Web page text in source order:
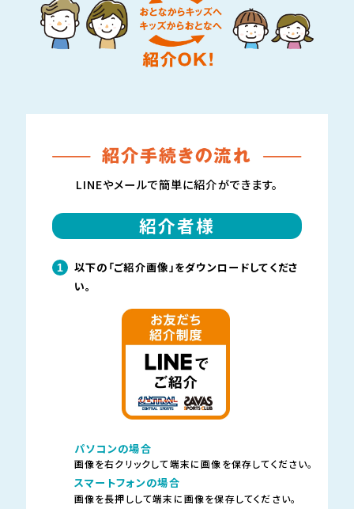
LINEやメールで簡単に紹介ができます。
紹介者様
1
以下の「ご紹介画像」をダウンロードしてくださ
い。
パソコンの場合
画像を右クリックして端末に画像を保存してください。
スマートフォンの場合
画像を長押しして端末に画像を保存してください。